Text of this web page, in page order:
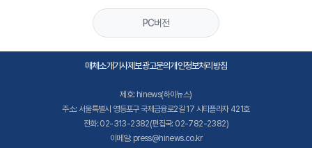
PC버전
매체소개기사제보광고문의개인정보처리방침
제호: hinews(하이뉴스)
주소: 서울특별시 영등포구 국제금융로2길 17 시티플라자 421호
전화: 02-313-2382(편집국: 02-782-2382)
이메일: press@hinews.co.kr